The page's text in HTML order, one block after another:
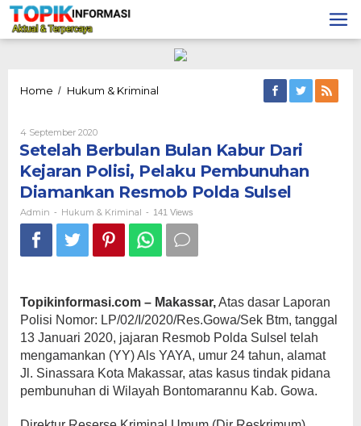
Lewati
konten
Home / Hukum & Kriminal
Dari
Kejaran
Polisi,
Pelaku
Resmob
Polda
4 September 2020Oleh
Admin
Setelah Berbulan Bulan Kabur Dari
Kejaran Polisi, Pelaku Pembunuhan
Diamankan Resmob Polda Sulsel
Admin - Hukum & Kriminal - 141 Views
Topikinformasi.com – Makassar,Atas dasar Laporan
Polisi Nomor: LP/02/I/2020/Res.Gowa/Sek Btm, tanggal
13 Januari 2020, jajaran Resmob Polda Sulsel telah
mengamankan (YY) Als YAYA, umur 24 tahun, alamat
Jl. Sinassara Kota Makassar, atas kasus tindak pidana
pembunuhan di Wilayah Bontomarannu Kab. Gowa.